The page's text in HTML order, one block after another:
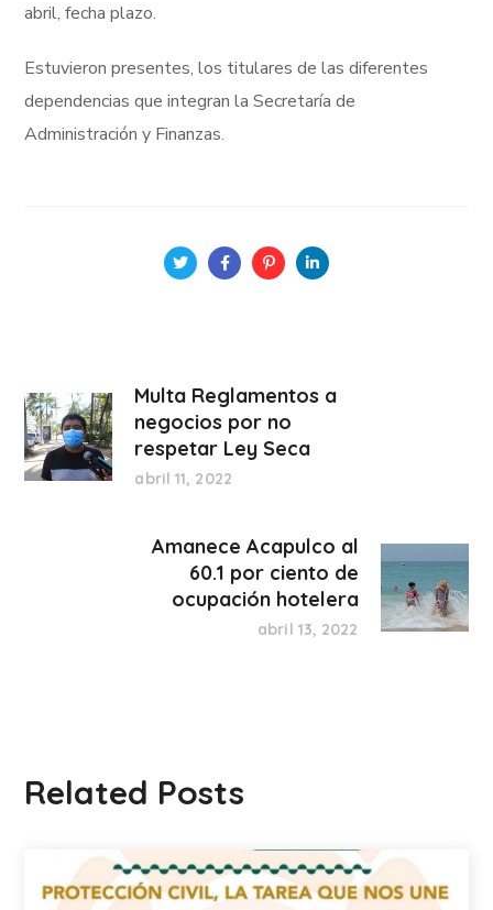
abril, fecha plazo.
Estuvieron presentes, los titulares de las diferentes
dependencias que integran la Secretaría de
Administración y Finanzas.
Multa Reglamentos a
negocios por no
respetar Ley Seca
abril 11, 2022
Amanece Acapulco al
60.1 por ciento de
ocupación hotelera
abril 13, 2022
Related Posts